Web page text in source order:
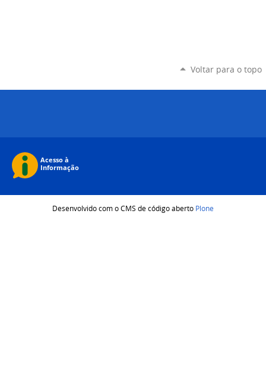
Voltar para o topo
Desenvolvido com o CMS de código aberto Plone